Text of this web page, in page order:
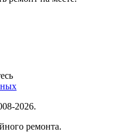
2026.
ремонта.